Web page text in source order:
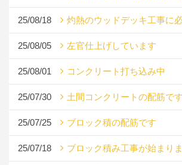
25/08/18 灼熱のウッドデッキ工事に
25/08/05 左官仕上げしています
25/08/01 コンクリート打ち込み中
25/07/30 土間コンクリートの配筋です
25/07/25 ブロック積の配筋です
25/07/18 ブロック積み工事が始まり